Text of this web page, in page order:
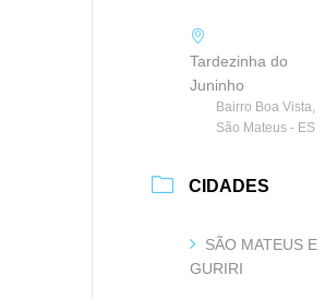
Tardezinha do
Juninho
Bairro Boa Vista,
São Mateus - ES
CIDADES
SÃO MATEUS E
GURIRI